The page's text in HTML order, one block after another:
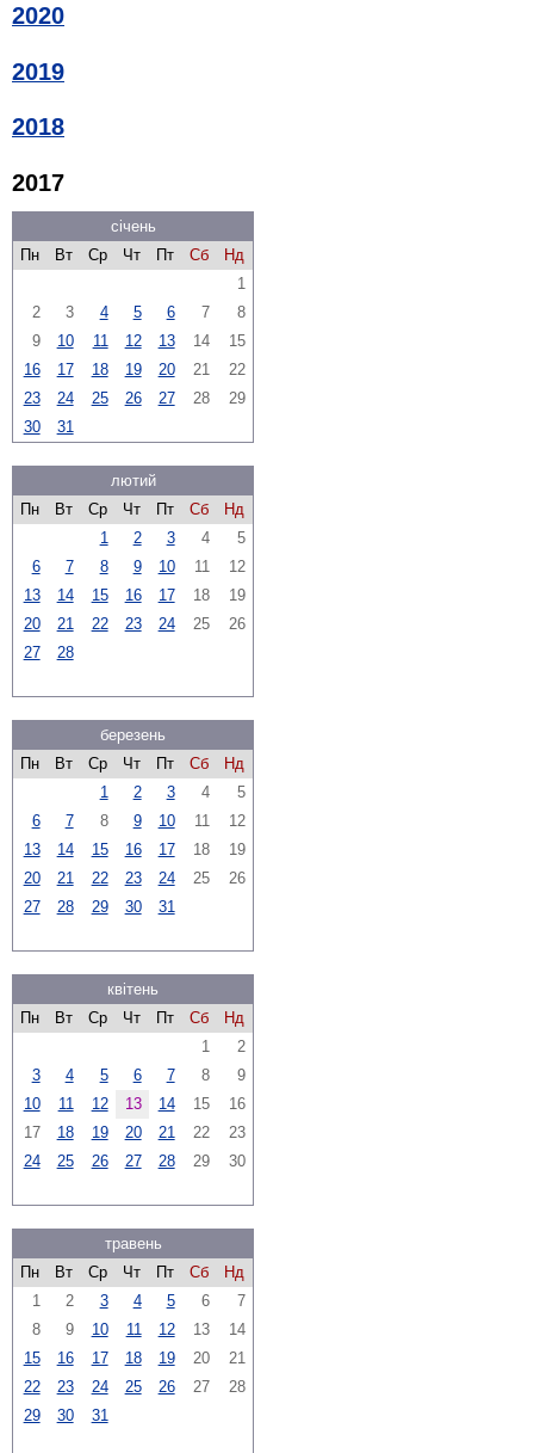
2020
2019
2018
2017
січень
Пн
Вт Ср Чт Пт Сб
Нд
1
2
3 4 5 6 7
8
9
10 11 12 13 14
15
16
17 18 19 20 21
22
23
24 25 26 27 28
29
30
31
лютий
Пн
Вт Ср Чт Пт Сб
Нд
1
2 3 4
5
6
7 8 9 10 11
12
13
14 15 16 17 18
19
20
21 22 23 24 25
26
27
28
березень
Пн
Вт Ср Чт Пт Сб
Нд
1
2 3 4
5
6
7 8 9 10 11
12
13
14 15 16 17 18
19
20
21 22 23 24 25
26
27
28 29 30 31
квітень
Пн
Вт Ср Чт Пт Сб
Нд
1
2
3
4 5 6 7 8
9
10
11 12 13 14 15
16
17
18 19 20 21 22
23
24
25 26 27 28 29 30
травень
Пн
Вт Ср Чт Пт Сб
Нд
1
2 3 4 5 6
7
8
9 10 11 12 13
14
15
16 17 18 19 20
21
22
23 24 25 26 27
28
29
30 31